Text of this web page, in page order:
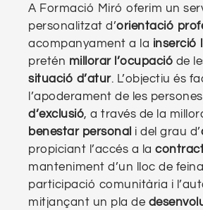
A Formació Miró oferim un
personalitzat d’orientació
acompanyament a la inserció
pretén millorar l’ocupació de
situació d’atur. L’objectiu és
l’apoderament de les
d’exclusió, a través de la
benestar personal i del grau d’
propiciant l’accés a la
manteniment d’un lloc de
participació comunitària i
mitjançant un pla de